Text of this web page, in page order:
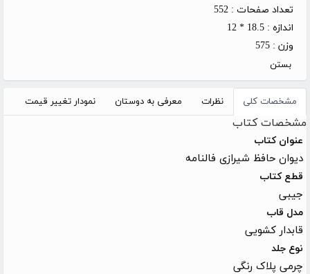
تعداد صفحات : 552
اندازه : 18.5 * 12
وزن : 575
بستن
مشخصات کلی نظرات معرفی به دوستان نمودار تغییر قیمت
مشخصات کتاب
عنوان کتاب
دیوان حافظ شیرازی فالنامه
قطع کتاب
جیبی
مدل قاب
قابدار کشویی
نوع جلد
چرمی پلاک رنگی